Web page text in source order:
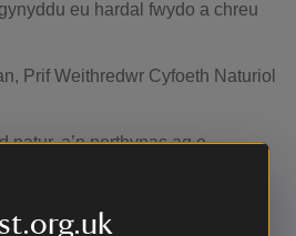
eu hardal fwydo a chreu
Prif Weithredwr Cyfoeth Naturiol
natur, a’n perthynas ag o,
meithrin ein hiechyd a llesiant